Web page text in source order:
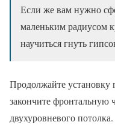
Если же вам нужно
маленьким радиусом
научиться гнуть
Продолжайте установку
закончите фронтальную
двухуровневого